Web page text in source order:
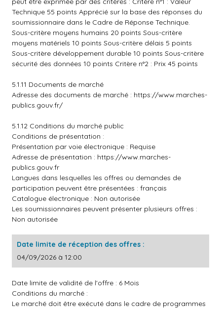
Technique 55 points Apprécié sur la base des réponses du
soumissionnaire dans le Cadre de Réponse Technique.
Sous-critère moyens humains 20 points Sous-critère
moyens matériels 10 points Sous-critère délais 5 points
Sous-critère développement durable 10 points Sous-critère
sécurité des données 10 points Critère n°2 : Prix 45 points
5.1.11 Documents de marché
Adresse des documents de marché : https://www.marches-
publics.gouv.fr/
5.1.12 Conditions du marché public
Conditions de présentation :
Présentation par voie électronique : Requise
Adresse de présentation : https://www.marches-
publics.gouv.fr
Langues dans lesquelles les offres ou demandes de
participation peuvent être présentées : français
Catalogue électronique : Non autorisée
Les soumissionnaires peuvent présenter plusieurs offres :
Non autorisée
Date limite de réception des offres :
04/09/2026 à 12:00
Date limite de validité de l'offre : 6 Mois
Conditions du marché :
Le marché doit être exécuté dans le cadre de programmes